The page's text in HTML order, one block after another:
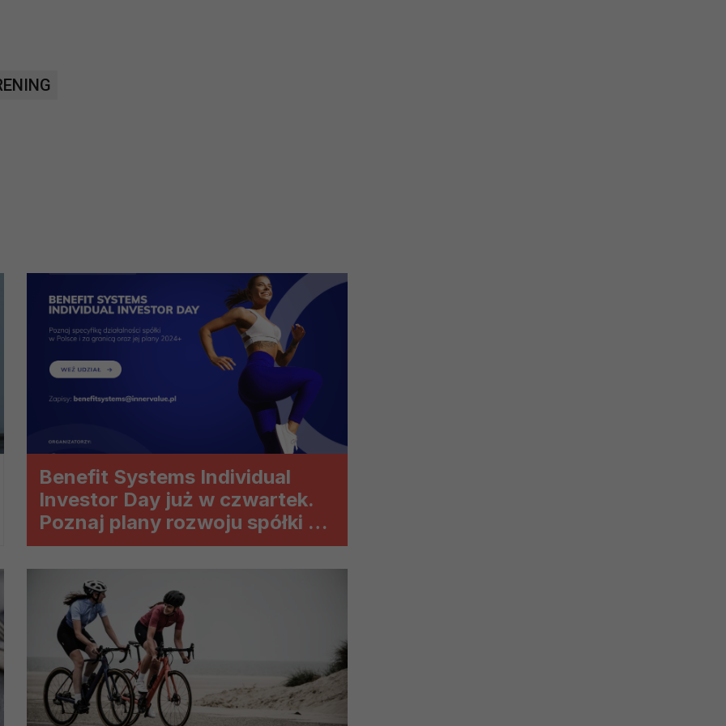
Benefit Systems Individual
Investor Day już w czwartek.
Poznaj plany rozwoju spółki na
rynku polskim i zagranicznym
naszych usług oraz podmiotom uprawnionym do uzyskania danych na podstawie
Twoich danych?
musi być oparte na właściwej, zgodnej z obowiązującymi przepisami, podstawie prawnej.
danych w celu świadczenia usług, w tym dopasowywania ich do Twoich zainteresowań,
zapewniania ich bezpieczeństwa jest niezbędność do wykonania umów o ich świadczenie
lub podobne dokumenty dostępne w usługach, z których korzystasz). Taką podstawą
i marketingu własnego administratorów jest tzw. uzasadniony interes administratora.
marketingowych podmiotów trzecich będzie odbywać się na podstawie Twojej dobrowolnej